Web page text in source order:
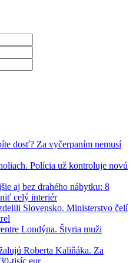
dosť? Za vyčerpaním nemusí
Polícia už kontroluje novú
aj bez drahého nábytku: 8
celý interiér
Slovensko. Ministerstvo čelí
Londýna. Štyria muži
Roberta Kaliňáka. Za
tisíc eur